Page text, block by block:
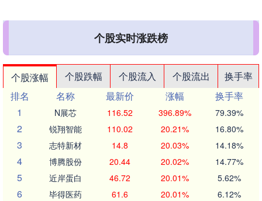
个股实时涨跌榜
个股涨幅 个股跌幅 个股流入 个股流出
换手率
排名
名称 最新价 涨幅
换手率
1
N展芯 116.52 396.89% 79.39%
2 锐翔智能 110.02 20.21% 16.80%
3 志特新材 14.8 20.03% 14.18%
4 博腾股份 20.44 20.02% 14.77%
5 近岸蛋白 46.72 20.01% 5.62%
6 毕得医药 61.6 20.01% 6.12%